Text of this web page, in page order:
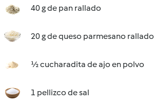
40 g de pan rallado
20 g de queso parmesano rallado
½ cucharadita de ajo en polvo
1 pellizco de sal